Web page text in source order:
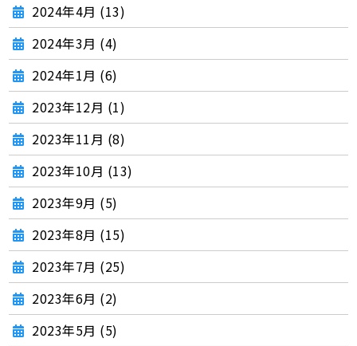
2024年4月 (13)
2024年3月 (4)
2024年1月 (6)
2023年12月 (1)
2023年11月 (8)
2023年10月 (13)
2023年9月 (5)
2023年8月 (15)
2023年7月 (25)
2023年6月 (2)
2023年5月 (5)